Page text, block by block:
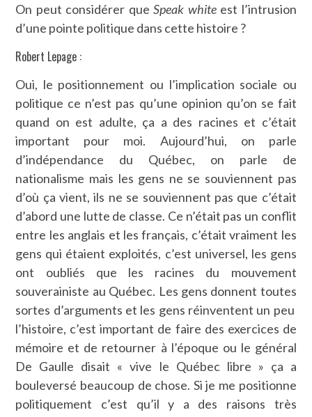
On peut considérer queSpeak whiteest l’intrusion
d’une pointe politique dans cette histoire ?
Robert Lepage :
Oui, le positionnement ou l’implication sociale ou
politique ce n’est pas qu’une opinion qu’on se fait
quand on est adulte, ça a des racines et c’était
important pour moi. Aujourd’hui, on parle
d’indépendance du Québec, on parle de
nationalisme mais les gens ne se souviennent pas
d’où ça vient, ils ne se souviennent pas que c’était
d’abord une lutte de classe. Ce n’était pas un conflit
entre les anglais et les français, c’était vraiment les
gens qui étaient exploités, c’est universel, les gens
ont oubliés que les racines du mouvement
souverainiste au Québec. Les gens donnent toutes
sortes d’arguments et les gens réinventent un peu
l’histoire, c’est important de faire des exercices de
mémoire et de retourner à l’époque ou le général
De Gaulle disait « vive le Québec libre » ça a
bouleversé beaucoup de chose. Si je me positionne
politiquement c’est qu’il y a des raisons très